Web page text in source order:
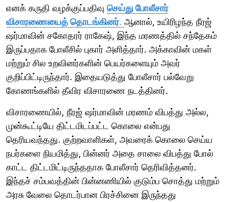
எனக் கருதி வழக்குப்பதிவு செய்து போலீசார்
விசாரணையைத் தொடங்கினர். ஆனால், உயிரிழந்த நீரஜ்
ஷர்மாவின் சகோதரர் ராகேஷ், இந்த மரணத்தில் சந்தேகம்
இருப்பதாக போலீசில் புகார் அளித்தார். அக்காவின் மகள்
மற்றும் சில உறவினர்களின் பெயர்களையும் அவர்
குறிப்பிட்டிருந்தார். இதையடுத்து போலீசார் பல்வேறு
கோணங்களில் தீவிர விசாரணை நடத்தினர்.
விசாரணையில், நீரஜ் ஷர்மாவின் மரணம் விபத்து அல்ல,
முன்கூட்டியே திட்டமிடப்பட்ட கொலை என்பது
தெரியவந்தது. குற்றவாளிகள், அவரைக் கொலை செய்ய
நபர்களை நியமித்து, பின்னர் அதை சாலை விபத்து போல்
காட்ட திட்டமிட்டிருந்ததாக போலீசார் தெரிவித்தனர்.
இந்தச் சம்பவத்தின் பின்னணியில் குடும்ப சொத்து மற்றும்
அரசு வேலை தொடர்பான பிரச்சினை இருந்தது